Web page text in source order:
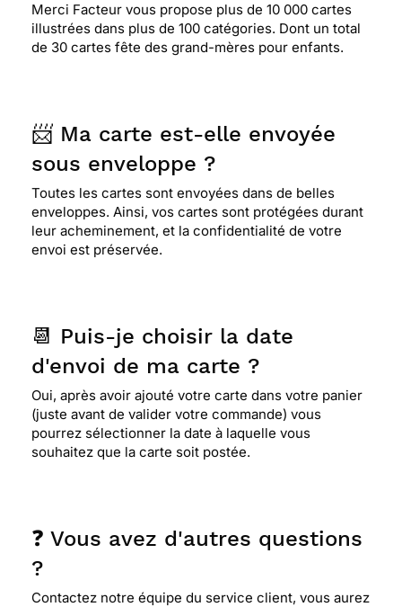
Merci Facteur vous propose plus de 10 000 cartes
illustrées dans plus de 100 catégories. Dont un total
de 30 cartes fête des grand-mères pour enfants.
📨 Ma carte est-elle envoyée
sous enveloppe ?
Toutes les cartes sont envoyées dans de belles
enveloppes. Ainsi, vos cartes sont protégées durant
leur acheminement, et la confidentialité de votre
envoi est préservée.
📆 Puis-je choisir la date
d'envoi de ma carte ?
Oui, après avoir ajouté votre carte dans votre panier
(juste avant de valider votre commande) vous
pourrez sélectionner la date à laquelle vous
souhaitez que la carte soit postée.
❓ Vous avez d'autres questions
?
Contactez notre équipe du service client, vous aurez